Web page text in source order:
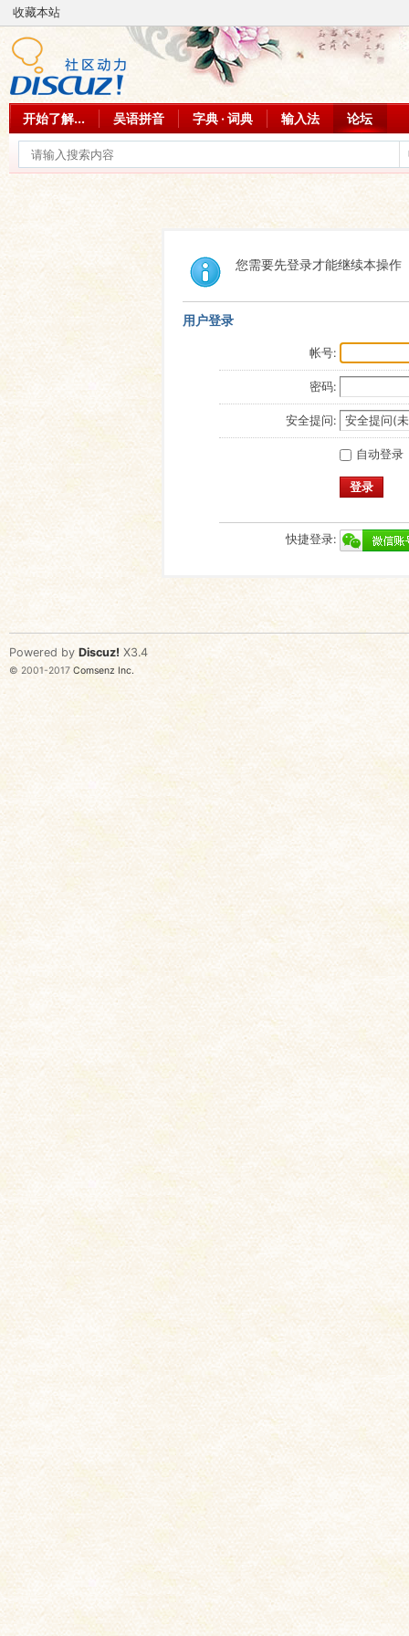
收藏本站
开始了解... 吴语拼音 字典 · 词典 输入法 论坛
您需要先登录才能继续本操作
用户登录
帐号:
密码:
安全提问:
自动登录
登录
快捷登录:
Powered by Discuz! X3.4
© 2001-2017 Comsenz Inc.